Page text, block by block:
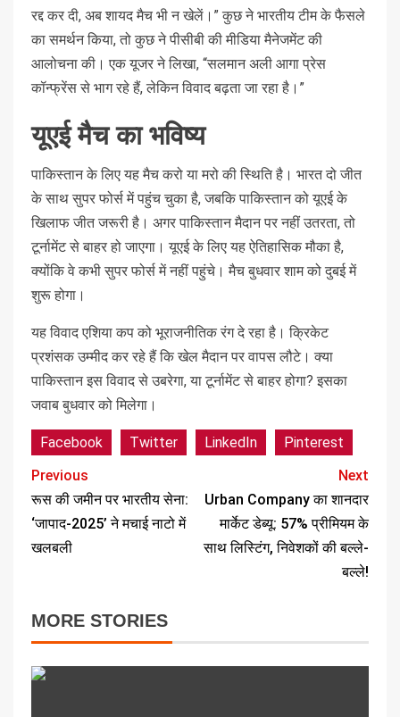
रद्द कर दी, अब शायद मैच भी न खेलें।” कुछ ने भारतीय टीम के फैसले
का समर्थन किया, तो कुछ ने पीसीबी की मीडिया मैनेजमेंट की
आलोचना की। एक यूजर ने लिखा, “सलमान अली आगा प्रेस
कॉन्फ्रेंस से भाग रहे हैं, लेकिन विवाद बढ़ता जा रहा है।”
यूएई मैच का भविष्य
पाकिस्तान के लिए यह मैच करो या मरो की स्थिति है। भारत दो जीत
के साथ सुपर फोर्स में पहुंच चुका है, जबकि पाकिस्तान को यूएई के
खिलाफ जीत जरूरी है। अगर पाकिस्तान मैदान पर नहीं उतरता, तो
टूर्नामेंट से बाहर हो जाएगा। यूएई के लिए यह ऐतिहासिक मौका है,
क्योंकि वे कभी सुपर फोर्स में नहीं पहुंचे। मैच बुधवार शाम को दुबई में
शुरू होगा।
यह विवाद एशिया कप को भूराजनीतिक रंग दे रहा है। क्रिकेट
प्रशंसक उम्मीद कर रहे हैं कि खेल मैदान पर वापस लौटे। क्या
पाकिस्तान इस विवाद से उबरेगा, या टूर्नामेंट से बाहर होगा? इसका
जवाब बुधवार को मिलेगा।
Facebook Twitter LinkedIn
Pinterest
Previous
रूस की जमीन पर भारतीय सेना:
‘जापाद-2025’ ने मचाई नाटो में
खलबली
Next
Urban Company का शानदार
मार्केट डेब्यू: 57% प्रीमियम के
साथ लिस्टिंग, निवेशकों की बल्ले-
बल्ले!
MORE STORIES